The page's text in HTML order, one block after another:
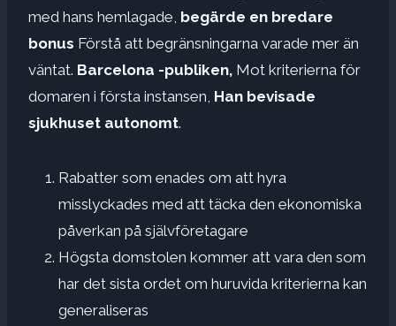
med hans hemlagade, begärde en bredare
bonus Förstå att begränsningarna varade mer än
väntat. Barcelona -publiken, Mot kriterierna för
domaren i första instansen, Han bevisade
sjukhuset autonomt.
Rabatter som enades om att hyra
misslyckades med att täcka den ekonomiska
påverkan på självföretagare
Högsta domstolen kommer att vara den som
har det sista ordet om huruvida kriterierna kan
generaliseras